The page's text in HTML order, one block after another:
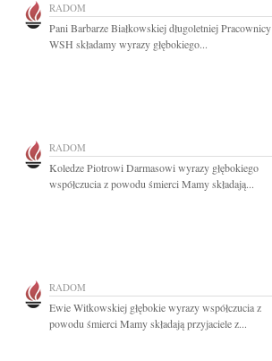
RADOM
Pani Barbarze Białkowskiej długoletniej Pracownicy
WSH składamy wyrazy głębokiego...
RADOM
Koledze Piotrowi Darmasowi wyrazy głębokiego
współczucia z powodu śmierci Mamy składają...
RADOM
Ewie Witkowskiej głębokie wyrazy współczucia z
powodu śmierci Mamy składają przyjaciele z...